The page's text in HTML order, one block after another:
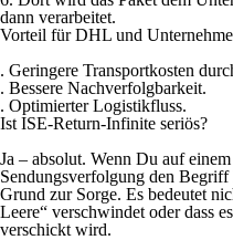
dann verarbeitet.
Vorteil für DHL und
. Geringere Transportkosten
. Bessere Nachverfolgbarkeit.
. Optimierter Logistikfluss.
Ist ISE-Return-Infinite seriös?
Ja – absolut. Wenn Du auf
Sendungsverfolgung den
Grund zur Sorge. Es bedeutet
Leere“ verschwindet oder dass
verschickt wird.